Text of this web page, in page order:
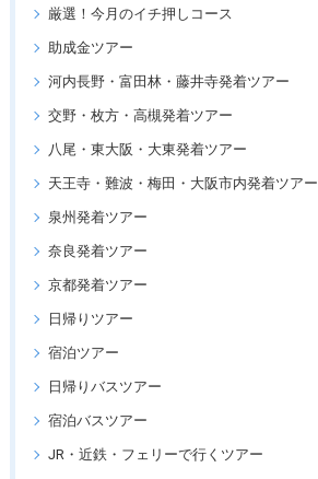
厳選！今月のイチ押しコース
助成金ツアー
河内長野・富田林・藤井寺発着ツアー
交野・枚方・高槻発着ツアー
八尾・東大阪・大東発着ツアー
天王寺・難波・梅田・大阪市内発着ツアー
泉州発着ツアー
奈良発着ツアー
京都発着ツアー
日帰りツアー
宿泊ツアー
日帰りバスツアー
宿泊バスツアー
JR・近鉄・フェリーで行くツアー